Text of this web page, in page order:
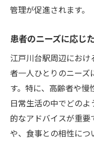
管理が促進されます。
患者のニーズに応じ
江戸川台駅周辺にお
者一人ひとりのニーズ
す。特に、高齢者や慢
日常生活の中でどの
的なアドバイスが重
や、食事との相性につ